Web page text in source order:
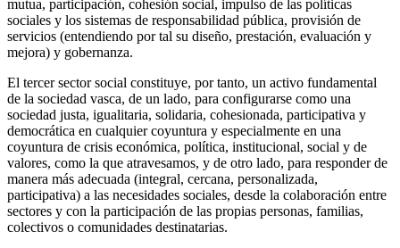
mutua, participación, cohesión social, impulso de las políticas
sociales y los sistemas de responsabilidad pública, provisión de
servicios (entendiendo por tal su diseño, prestación, evaluación y
mejora) y gobernanza.
El tercer sector social constituye, por tanto, un activo fundamental
de la sociedad vasca, de un lado, para configurarse como una
sociedad justa, igualitaria, solidaria, cohesionada, participativa y
democrática en cualquier coyuntura y especialmente en una
coyuntura de crisis económica, política, institucional, social y de
valores, como la que atravesamos, y de otro lado, para responder de
manera más adecuada (integral, cercana, personalizada,
participativa) a las necesidades sociales, desde la colaboración entre
sectores y con la participación de las propias personas, familias,
colectivos o comunidades destinatarias.